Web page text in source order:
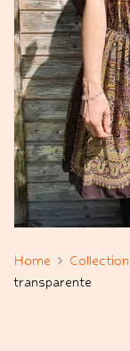
Home
transparente